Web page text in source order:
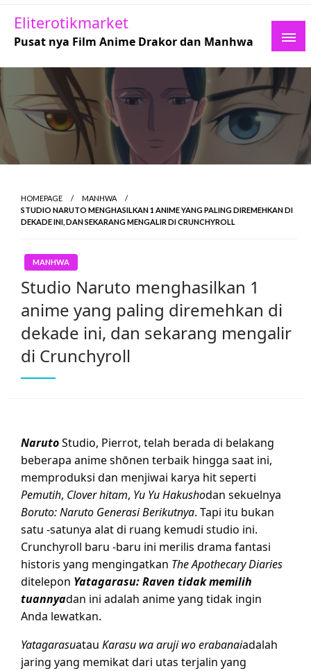
Skip
content
Eliterotikmarket
Pusat nya Film Anime Drakor dan Manhwa
HOMEPAGE
MANHWA
STUDIO NARUTO MENGHASILKAN 1 ANIME YANG PALING DIREMEHKAN DI
DEKADE INI, DAN SEKARANG MENGALIR DI CRUNCHYROLL
MANHWA
Studio Naruto menghasilkan 1
anime yang paling diremehkan di
dekade ini, dan sekarang mengalir
di Crunchyroll
NarutoStudio, Pierrot, telah berada di belakang
beberapa anime shōnen terbaik hingga saat ini,
memproduksi dan menjiwai karya hit seperti
Pemutih, Clover hitam, Yu Yu Hakushodan sekuelnya
Boruto: Naruto Generasi Berikutnya. Tapi itu bukan
satu -satunya alat di ruang kemudi studio ini.
Crunchyroll baru -baru ini merilis drama fantasi
historis yang mengingatkan The Apothecary Diaries
ditelepon Yatagarasu: Raven tidak memilih
tuannyadan ini adalah anime yang tidak ingin
Anda lewatkan.
Yatagarasuatau Karasu wa aruji wo erabanaiadalah
jaring yang memikat dari utas terjalin yang